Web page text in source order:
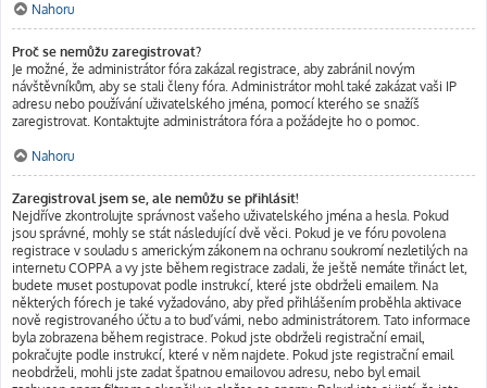
Nahoru
Proč se nemůžu zaregistrovat?
Je možné, že administrátor fóra zakázal registrace, aby zabránil novým
návštěvníkům, aby se stali členy fóra. Administrátor mohl také zakázat vaši IP
adresu nebo používání uživatelského jména, pomocí kterého se snažíš
zaregistrovat. Kontaktujte administrátora fóra a požádejte ho o pomoc.
Nahoru
Zaregistroval jsem se, ale nemůžu se přihlásit!
Nejdříve zkontrolujte správnost vašeho uživatelského jména a hesla. Pokud
jsou správné, mohly se stát následující dvě věci. Pokud je ve fóru povolena
registrace v souladu s americkým zákonem na ochranu soukromí nezletilých na
internetu COPPA a vy jste během registrace zadali, že ještě nemáte třináct let,
budete muset postupovat podle instrukcí, které jste obdrželi emailem. Na
některých fórech je také vyžadováno, aby před přihlášením proběhla aktivace
nově registrovaného účtu a to buď vámi, nebo administrátorem. Tato informace
byla zobrazena během registrace. Pokud jste obdrželi registrační email,
pokračujte podle instrukcí, které v něm najdete. Pokud jste registrační email
neobdrželi, mohli jste zadat špatnou emailovou adresu, nebo byl email